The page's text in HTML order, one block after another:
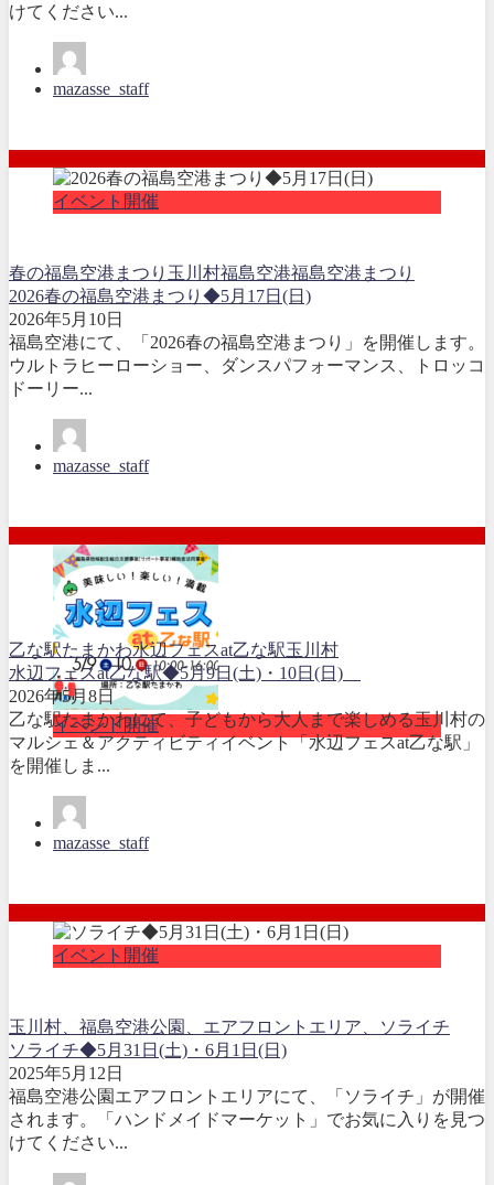
けてください...
mazasse_staff
イベント開催
春の福島空港まつり 玉川村福島空港福島空港まつり
2026春の福島空港まつり◆5月17日(日)
2026年5月10日
福島空港にて、「2026春の福島空港まつり」を開催します。
ウルトラヒーローショー、ダンスパフォーマンス、トロッコ
ドーリー...
mazasse_staff
イベント開催
乙な駅たまかわ水辺フェスat乙な駅玉川村
水辺フェスat乙な駅◆5月9日(土)・10日(日)
2026年5月8日
乙な駅たまかわにて、子どもから大人まで楽しめる玉川村の
マルシェ＆アクティビティイベント「水辺フェスat乙な駅」
を開催しま...
mazasse_staff
イベント開催
玉川村、福島空港公園、エアフロントエリア、ソライチ
ソライチ◆5月31日(土)・6月1日(日)
2025年5月12日
福島空港公園エアフロントエリアにて、「ソライチ」が開催
されます。「ハンドメイドマーケット」でお気に入りを見つ
けてください...